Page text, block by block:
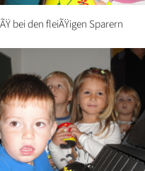
bei den fleiÃŸigen Sparern